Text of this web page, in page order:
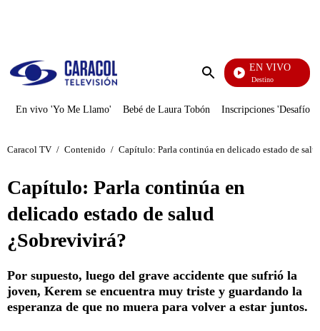
Enviar
EN VIVO
El Juego De Mi Destino
En vivo 'Yo Me Llamo' Bebé de Laura Tobón Inscripciones 'Desafío'
Caracol TV / Contenido / Capítulo: Parla continúa en delicado estado de
Capítulo: Parla continúa en
delicado estado de salud
¿Sobrevivirá?
Por supuesto, luego del grave accidente que sufrió la
joven, Kerem se encuentra muy triste y guardando la
esperanza de que no muera para volver a estar juntos.